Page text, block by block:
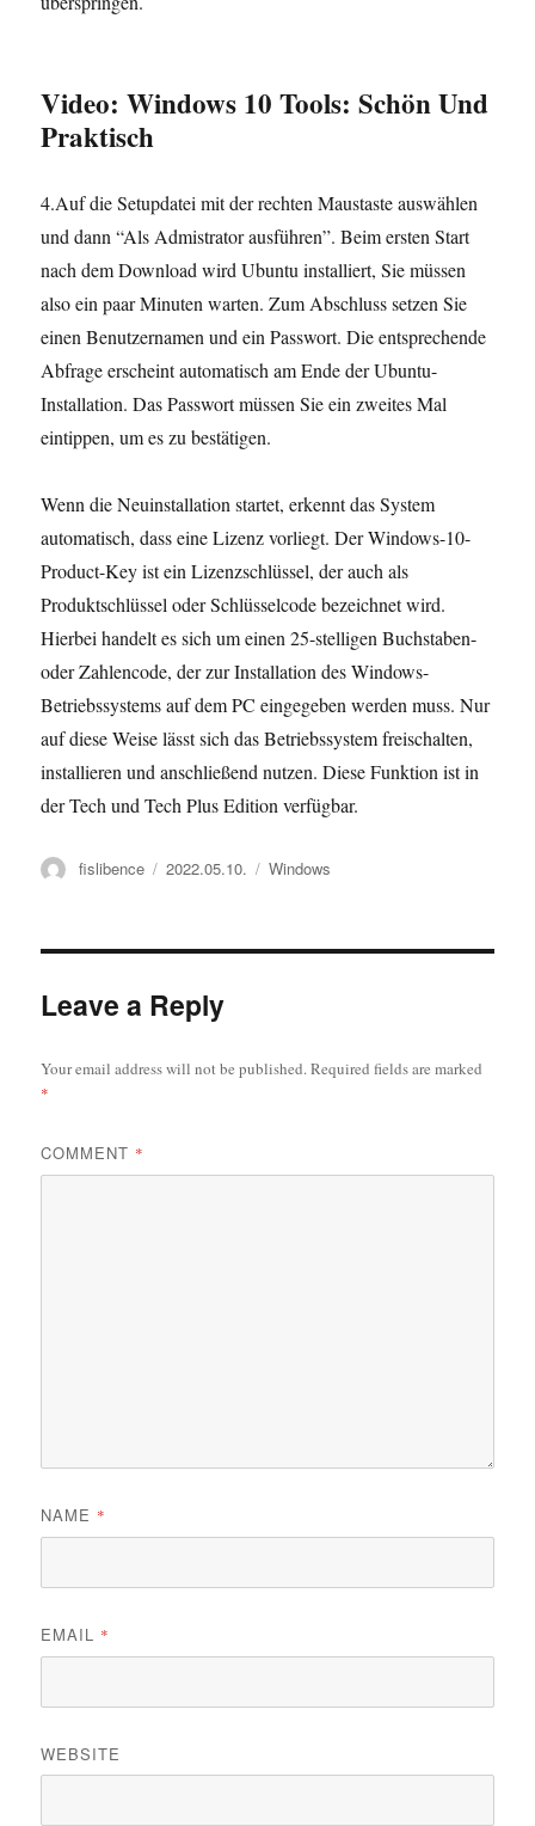
Video: Windows 10 Tools: Schön Und
Praktisch
4.Auf die Setupdatei mit der rechten Maustaste auswählen
und dann “Als Admistrator ausführen”. Beim ersten Start
nach dem Download wird Ubuntu installiert, Sie müssen
also ein paar Minuten warten. Zum Abschluss setzen Sie
einen Benutzernamen und ein Passwort. Die entsprechende
Abfrage erscheint automatisch am Ende der Ubuntu-
Installation. Das Passwort müssen Sie ein zweites Mal
eintippen, um es zu bestätigen.
Wenn die Neuinstallation startet, erkennt das System
automatisch, dass eine Lizenz vorliegt. Der Windows-10-
Product-Key ist ein Lizenzschlüssel, der auch als
Produktschlüssel oder Schlüsselcode bezeichnet wird.
Hierbei handelt es sich um einen 25-stelligen Buchstaben-
oder Zahlencode, der zur Installation des Windows-
Betriebssystems auf dem PC eingegeben werden muss. Nur
auf diese Weise lässt sich das Betriebssystem freischalten,
installieren und anschließend nutzen. Diese Funktion ist in
der Tech und Tech Plus Edition verfügbar.
Author
fislibence
Posted
2022.05.10. Categories
Windows
Leave a Reply
Your email address will not be published.Required fields are marked
*
COMMENT *
NAME *
EMAIL *
WEBSITE